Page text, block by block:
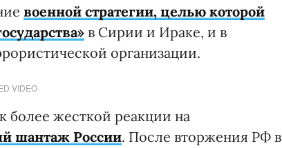
военной стратегии, целью которой
в Сирии и Ираке, и в
организации.
VIDEO
более жесткой реакции на
шантаж России. После вторжения РФ в